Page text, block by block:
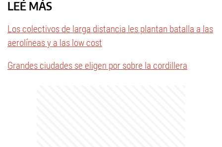
LEÉ MÁS
Los colectivos de larga distancia les plantan batalla a las
aerolíneas y a las low cost
Grandes ciudades se eligen por sobre la cordillera